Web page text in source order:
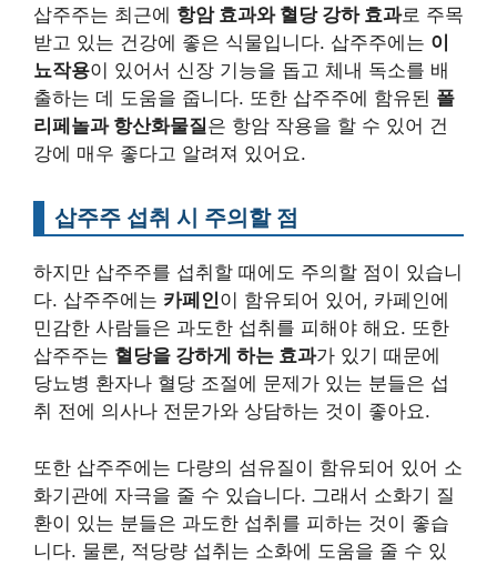
삽주주는 최근에 항암 효과와 혈당 강하 효과로 주목
받고 있는 건강에 좋은 식물입니다. 삽주주에는 이
뇨작용이 있어서 신장 기능을 돕고 체내 독소를 배
출하는 데 도움을 줍니다. 또한 삽주주에 함유된 폴
리페놀과 항산화물질은 항암 작용을 할 수 있어 건
강에 매우 좋다고 알려져 있어요.
삽주주 섭취 시 주의할 점
하지만 삽주주를 섭취할 때에도 주의할 점이 있습니
다. 삽주주에는 카페인이 함유되어 있어, 카페인에
민감한 사람들은 과도한 섭취를 피해야 해요. 또한
삽주주는 혈당을 강하게 하는 효과가 있기 때문에
당뇨병 환자나 혈당 조절에 문제가 있는 분들은 섭
취 전에 의사나 전문가와 상담하는 것이 좋아요.
또한 삽주주에는 다량의 섬유질이 함유되어 있어 소
화기관에 자극을 줄 수 있습니다. 그래서 소화기 질
환이 있는 분들은 과도한 섭취를 피하는 것이 좋습
니다. 물론, 적당량 섭취는 소화에 도움을 줄 수 있